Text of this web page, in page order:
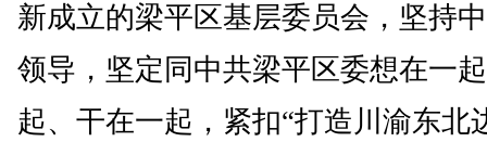
新成立的梁平区基层委员会，坚持
领导，坚定同中共梁平区委想在一
起、干在一起，紧扣“打造川渝东北